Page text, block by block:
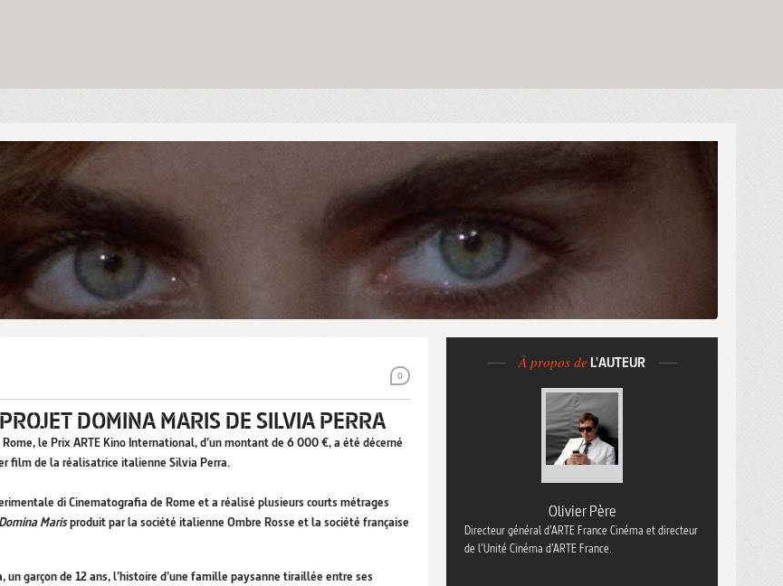
0
DOMINA MARIS DE SILVIA PERRA
le Prix ARTE Kino International, d’un montant de 6 000 €, a été décerné
film de la réalisatrice italienne Silvia Perra.
di Cinematografia de Rome et a réalisé plusieurs courts métrages
Domina Marisproduit par la société italienne Ombre Rosse et la société française
garçon de 12 ans, l’histoire d’une famille paysanne tiraillée entre ses
À propos de L'AUTEUR
Olivier Père
Directeur général d’ARTE France Cinéma et directeur
de l’Unité Cinéma d’ARTE France.